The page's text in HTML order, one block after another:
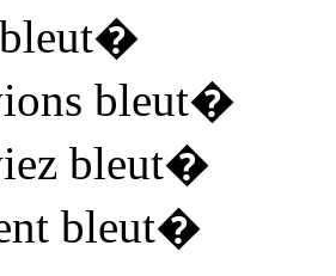
�
bleut�
bleut�
bleut�